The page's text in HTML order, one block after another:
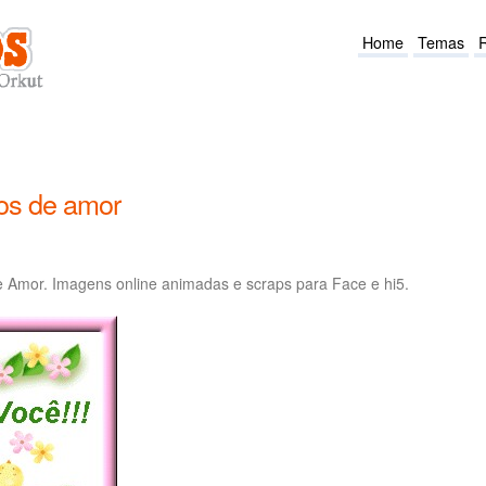
Home Temas
de amor
Imagens online animadas e scraps para Face e hi5.